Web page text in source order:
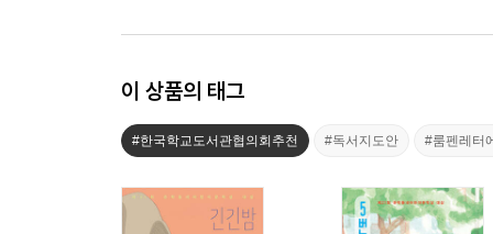
이 상품의 태그
#한국학교도서관협의회추천 #독서지도안 #룸펜레터